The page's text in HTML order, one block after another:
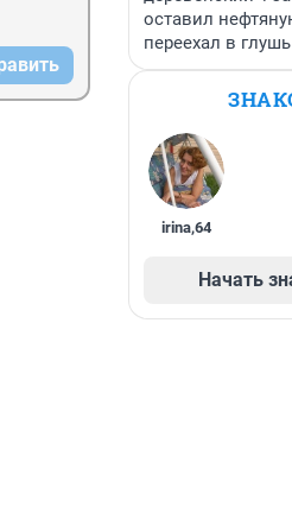
оставил
переехал в
irina,64
Начать